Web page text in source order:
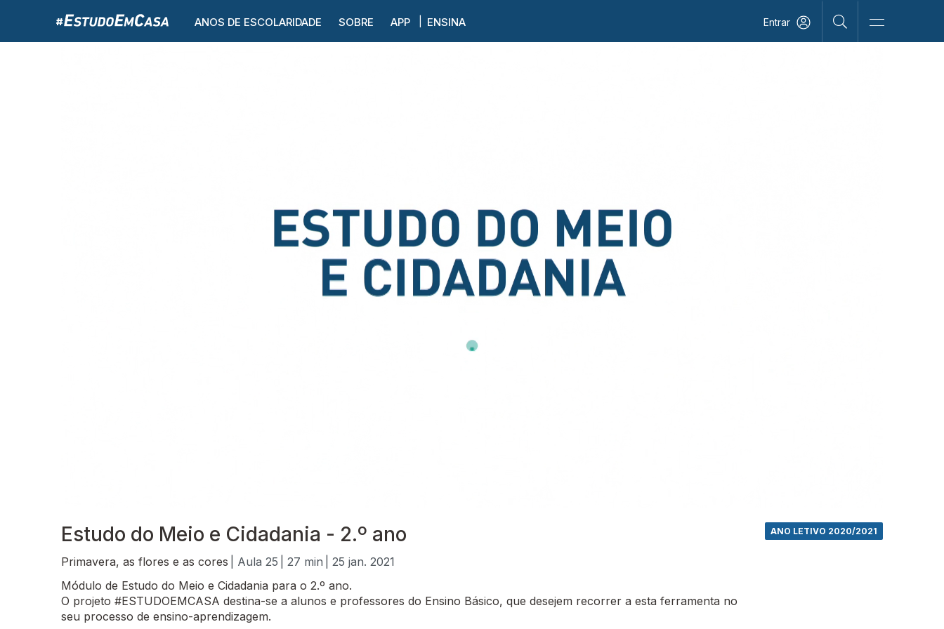
ANOS DE ESCOLARIDADE SOBRE APP ENSINA Entrar
Estudo do Meio e Cidadania - 2.º ano
Primavera, as flores e as cores | Aula 25 | 27 min | 25 jan. 2021
ANO LETIVO 2020/2021
Módulo de Estudo do Meio e Cidadania para o 2.º ano.
O projeto #ESTUDOEMCASA destina-se a alunos e professores do Ensino Básico, que desejem recorrer a esta ferramenta no
seu processo de ensino-aprendizagem.